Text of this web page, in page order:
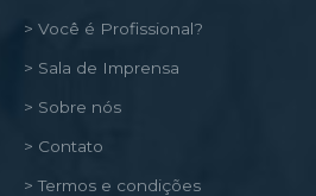
> Você é Profissional?
> Sala de Imprensa
> Sobre nós
> Contato
> Termos e condições